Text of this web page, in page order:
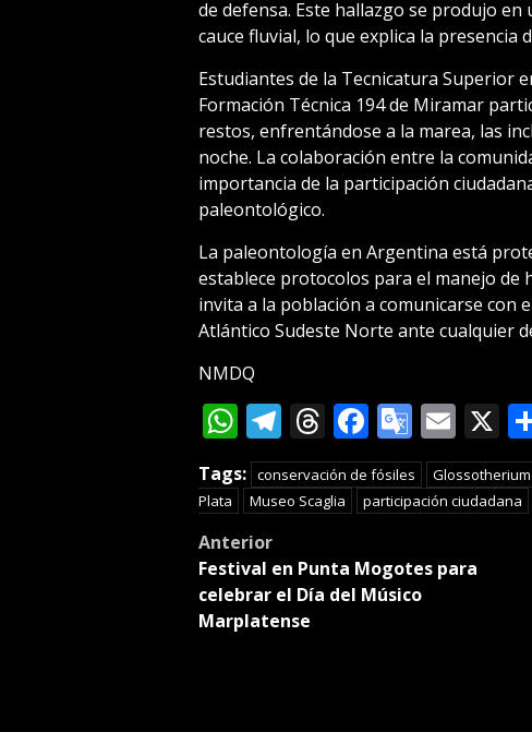
de defensa. Este hallazgo se produjo
cauce fluvial, lo que explica la presencia
Estudiantes de la Tecnicatura Superior
Formación Técnica 194 de Miramar
restos, enfrentándose a la marea, las
noche. La colaboración entre la
importancia de la participación
paleontológico.
La paleontología en Argentina está
establece protocolos para el manejo de
invita a la población a comunicarse
Atlántico Sudeste Norte ante cualquier
NMDQ
WhatsApp
Telegram
Threads
Facebook
Google
X
Tags: conservación de fósiles
Plata
Museo Scaglia participación ciudadana
Post
navigation
Anterior
Festival en Punta Mogotes para
celebrar el Día del Músico
Marplatense